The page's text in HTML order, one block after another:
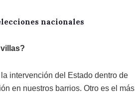
nacionales
intervención del Estado dentro de
en nuestros barrios. Otro es el más